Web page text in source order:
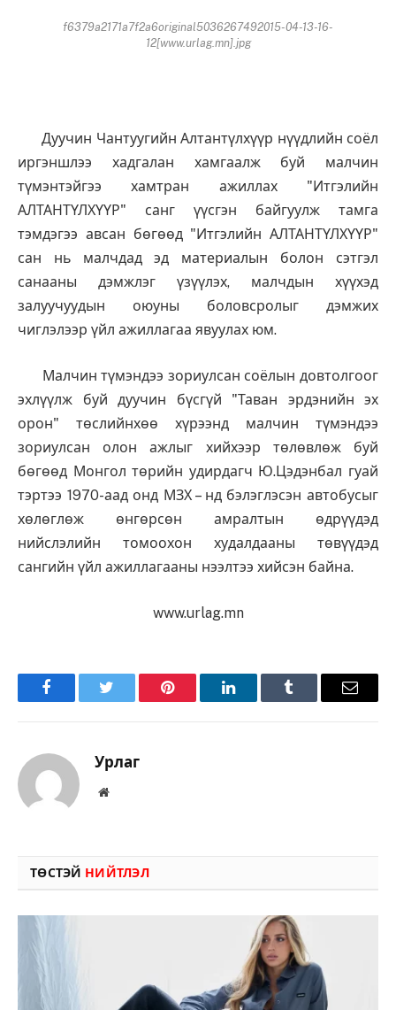
f6379a2171a7f2a6original5036267492015-04-13-16-
12[www.urlag.mn].jpg
Дуучин Чантуугийн Алтантүлхүүр нүүдлийн соёл
иргэншлээ хадгалан хамгаалж буй малчин
түмэнтэйгээ хамтран ажиллах "Итгэлийн
АЛТАНТҮЛХҮҮР" санг үүсгэн байгуулж тамга
тэмдэгээ авсан бөгөөд "Итгэлийн АЛТАНТҮЛХҮҮР"
сан нь малчдад эд материалын болон сэтгэл
санааны дэмжлэг үзүүлэх, малчдын хүүхэд
залуучуудын оюуны боловсролыг дэмжих
чиглэлээр үйл ажиллагаа явуулах юм.
Малчин түмэндээ зориулсан соёлын довтолгоог
эхлүүлж буй дуучин бүсгүй "Таван эрдэнийн эх
орон" төслийнхөө хүрээнд малчин түмэндээ
зориулсан олон ажлыг хийхээр төлөвлөж буй
бөгөөд Монгол төрийн удирдагч Ю.Цэдэнбал гуай
тэртээ 1970-аад онд МЗХ – нд бэлэглэсэн автобусыг
хөлөглөж өнгөрсөн амралтын өдрүүдэд
нийслэлийн томоохон худалдааны төвүүдэд
сангийн үйл ажиллагааны нээлтээ хийсэн байна.
www.urlag.mn
FacebookTwitter Pinterest LinkedInTumblr Имэйл
Урлаг
Вэбсайт
ТӨСТЭЙ НИЙТЛЭЛ